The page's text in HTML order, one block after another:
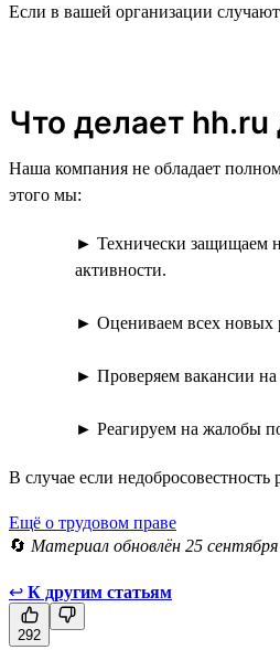
Если в вашей организации
Что делает
Наша компания не обладает
этого мы:
► Технически защищаем
активности.
► Оцениваем всех новых
► Проверяем вакансии на
► Реагируем на жалобы
В случае если
Ещё о трудовом праве
🔄 Материал обновлён 25 сентября
↩ К другим статьям
292